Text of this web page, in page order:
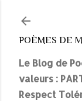
POÈMES DE
Le Blog de
valeurs :
Respect